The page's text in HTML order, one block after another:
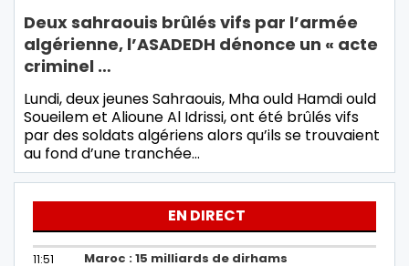
Deux sahraouis brûlés vifs par l’armée
algérienne, l’ASADEDH dénonce un « acte
criminel …
Lundi, deux jeunes Sahraouis, Mha ould Hamdi ould
Soueilem et Alioune Al Idrissi, ont été brûlés vifs
par des soldats algériens alors qu’ils se trouvaient
au fond d’une tranchée…
EN DIRECT
11:51
Maroc : 15 milliards de dirhams